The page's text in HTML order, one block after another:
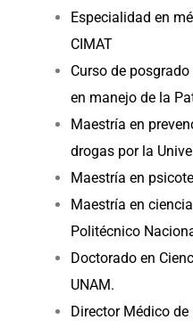
Especialidad en
CIMAT
Curso de
en manejo de la
Maestría en
drogas por la
Maestría en
Maestría en
Politécnico
Doctorado en
UNAM.
Director Médico